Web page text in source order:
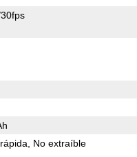
No extraíble